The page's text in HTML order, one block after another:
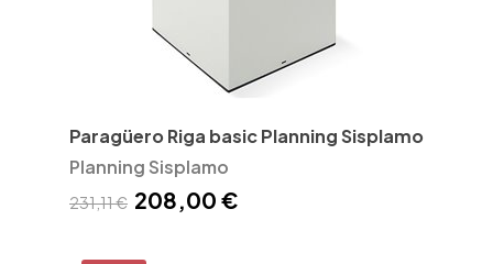
Paragüero Riga basic Planning Sisplamo
Planning Sisplamo
231,11 € 208,00 €